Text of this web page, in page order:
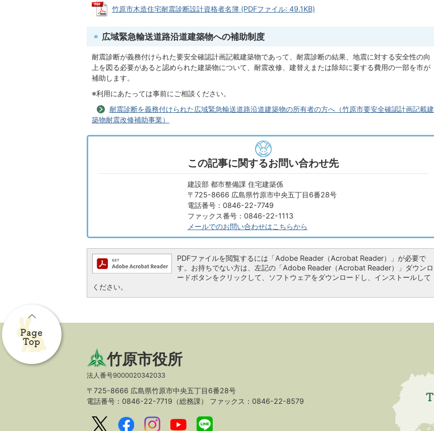
竹原市木造住宅耐震診断設計資格者名簿 (PDFファイル: 49.1KB)
広域緊急輸送道路沿道建築物への補助制度
耐震診断が義務付けられた要安全確認計画記載建築物であって、耐震診断の結果、地震に対する安全性の向
上を図る必要があると認められた建築物について、耐震改修、建替えまたは除却に要する費用の一部を市が
補助します。
※利用にあたっては事前にご相談ください。
耐震診断を義務付けられた広域緊急輸送道路沿道建築物の所有者の方へ（竹原市要安全確認計画記載建
築物耐震改修補助事業）
この記事に関するお問い合わせ先
建設部 都市整備課 住宅建築係
〒725-8666 広島県竹原市中央五丁目6番28号
電話番号：0846-22-7749
ファックス番号：0846-22-1113
メールでのお問い合わせはこちらから
PDFファイルを閲覧するには「Adobe Reader（Acrobat Reader）」が必要で
す。お持ちでない方は、左記の「Adobe Reader（Acrobat Reader）」ダウンロ
ードボタンをクリックして、ソフトウェアをダウンロードし、インストールして
ください。
竹原市役所
法人番号9000020342033
〒725-8666 広島県竹原市中央五丁目6番28号
電話番号：0846-22-7719（総務課） ファックス：0846-22-8579